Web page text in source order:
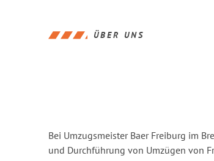
ÜBER UNS
Bei Umzugsmeister Baer Freiburg im
und Durchführung von Umzügen von